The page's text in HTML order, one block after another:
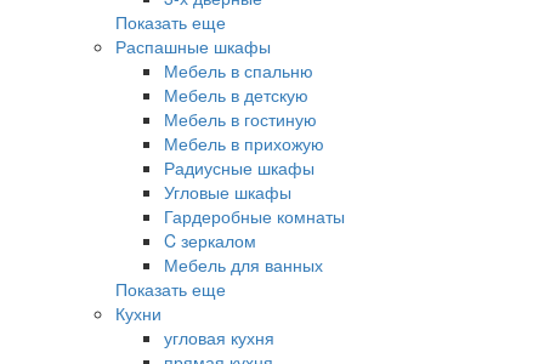
Показать еще
Распашные шкафы
Мебель в спальню
Мебель в детскую
Мебель в гостиную
Мебель в прихожую
Радиусные шкафы
Угловые шкафы
Гардеробные комнаты
C зеркалом
Мебель для ванных
Показать еще
Кухни
угловая кухня